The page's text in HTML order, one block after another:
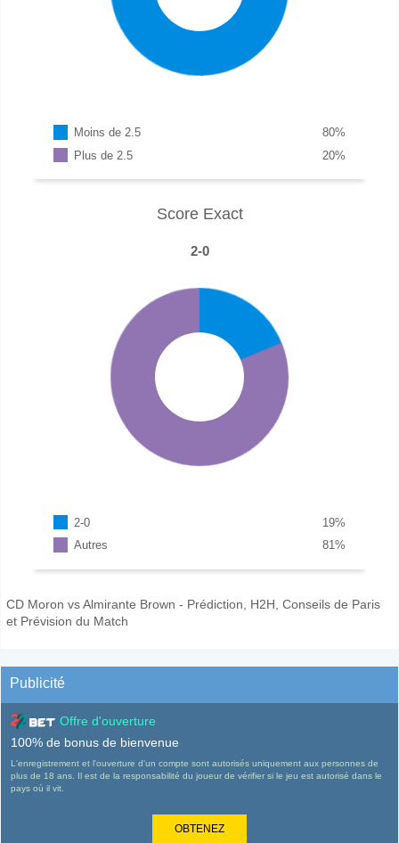
Moins de 2.5 %
80
Plus de 2.5
%
20
Score Exact
2-0
2-0 %
19
Autres
%
81
CD Moron vs Almirante Brown - Prédiction, H2H, Conseils de Paris
et Prévision du Match
Publicité
Offre d'ouverture
100% de bonus de bienvenue
L'enregistrement et l'ouverture d'un compte sont autorisés uniquement aux personnes de
plus de 18 ans. Il est de la responsabilité du joueur de vérifier si le jeu est autorisé dans le
pays où il vit.
OBTENEZ